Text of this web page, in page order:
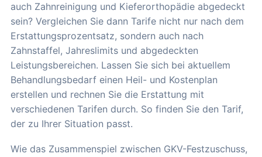
auch Zahnreinigung und Kieferorthopädie abgedeckt
sein? Vergleichen Sie dann Tarife nicht nur nach dem
Erstattungsprozentsatz, sondern auch nach
Zahnstaffel, Jahreslimits und abgedeckten
Leistungsbereichen. Lassen Sie sich bei aktuellem
Behandlungsbedarf einen Heil- und Kostenplan
erstellen und rechnen Sie die Erstattung mit
verschiedenen Tarifen durch. So finden Sie den Tarif,
der zu Ihrer Situation passt.
Wie das Zusammenspiel zwischen GKV-Festzuschuss,